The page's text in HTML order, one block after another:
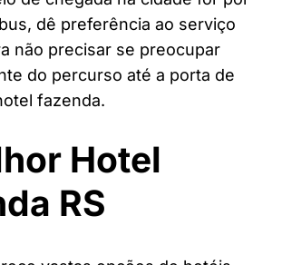
dê preferência ao serviço
não precisar se preocupar
do percurso até a porta de
fazenda.
Hotel
RS